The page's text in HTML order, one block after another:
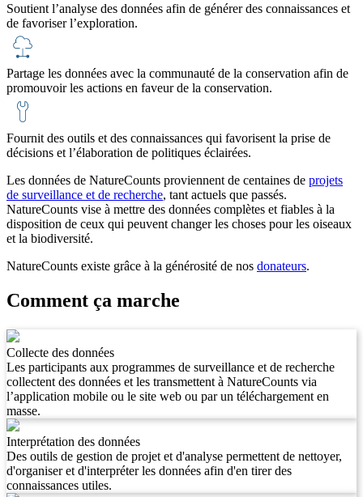
Soutient l’analyse des données afin de générer des connaissances et
de favoriser l’exploration.
Partage les données avec la communauté de la conservation afin de
promouvoir les actions en faveur de la conservation.
Fournit des outils et des connaissances qui favorisent la prise de
décisions et l’élaboration de politiques éclairées.
Les données de NatureCounts proviennent de centaines de projets
de surveillance et de recherche, tant actuels que passés.
NatureCounts vise à mettre des données complètes et fiables à la
disposition de ceux qui peuvent changer les choses pour les oiseaux
et la biodiversité.
NatureCounts existe grâce à la générosité de nos donateurs.
Comment ça marche
Collecte des données
Les participants aux programmes de surveillance et de recherche
collectent des données et les transmettent à NatureCounts via
l’application mobile ou le site web ou par un téléchargement en
masse.
Interprétation des données
Des outils de gestion de projet et d'analyse permettent de nettoyer,
d'organiser et d'interpréter les données afin d'en tirer des
connaissances utiles.